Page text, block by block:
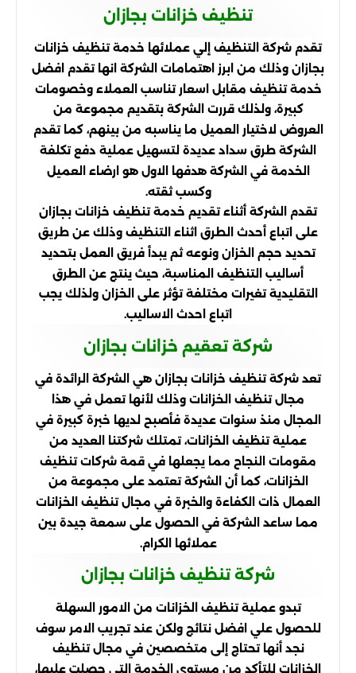
تنظيف خزانات بجازان
تقدم شركة التنظيف إلي عملائها خدمة تنظيف خزانات
بجازان وذلك من ابرز اهتمامات الشركة انها تقدم افضل
خدمة تنظيف مقابل اسعار تناسب العملاء وخصومات
كبيرة، ولذلك قررت الشركة بتقديم مجموعة من
العروض لاختيار العميل ما يناسبه من بينهم، كما تقدم
الشركة طرق سداد عديدة لتسهيل عملية دفع تكلفة
الخدمة في الشركة هدفها الاول هو ارضاء العميل
وكسب ثقته.
تقدم الشركة أثناء تقديم خدمة تنظيف خزانات بجازان
على اتباع أحدث الطرق اثناء التنظيف وذلك عن طريق
تحديد حجم الخزان ونوعه ثم يبدأ فريق العمل بتحديد
أساليب التنظيف المناسبة، حيث ينتج عن الطرق
التقليدية تغيرات مختلفة تؤثر على الخزان ولذلك يجب
اتباع احدث الاساليب.
شركة تعقيم خزانات بجازان
تعد شركة تنظيف خزانات بجازان هي الشركة الرائدة في
مجال تنظيف الخزانات وذلك لأنها تعمل في هذا
المجال منذ سنوات عديدة فأصبح لديها خبرة كبيرة في
عملية تنظيف الخزانات، تمتلك شركتنا العديد من
مقومات النجاح مما يجعلها في قمة شركات تنظيف
الخزانات، كما أن الشركة تعتمد على مجموعة من
العمال ذات الكفاءة والخبرة في مجال تنظيف الخزانات
مما ساعد الشركة في الحصول على سمعة جيدة بين
عملائها الكرام.
شركة تنظيف خزانات بجازان
تبدو عملية تنظيف الخزانات من الامور السهلة
للحصول علي افضل نتائج ولكن عند تجريب الامر سوف
نجد أنها تحتاج إلى متخصصين في مجال تنظيف
الخزانات للتأكد من مستوى الخدمة التى حصلت عليها،